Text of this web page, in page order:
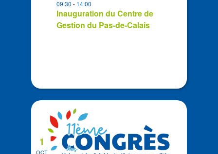
Photo
ViewInauguration du Centre de
Gestion du Pas-de-Calais
09:30- 14:00
OCT
1